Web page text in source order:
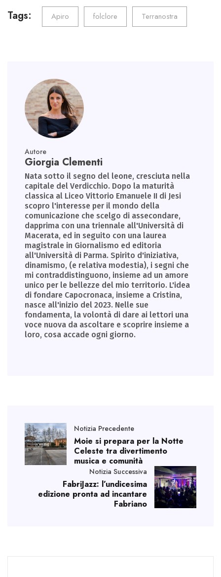
o er dI
n
A
p m
Tags: Apiro folclore Terranostra
Autore
Giorgia Clementi
Nata sotto il segno del leone, cresciuta nella
capitale del Verdicchio. Dopo la maturità
classica al Liceo Vittorio Emanuele II di Jesi
scopro l'interesse per il mondo della
comunicazione che scelgo di assecondare,
dapprima con una triennale all'Università di
Macerata, ed in seguito con una laurea
magistrale in Giornalismo ed editoria
all'Università di Parma. Spirito d'iniziativa,
dinamismo, (e relativa modestia), i segni che
mi contraddistinguono, insieme ad un amore
unico per le bellezze del mio territorio. L'idea
di fondare Capocronaca, insieme a Cristina,
nasce all'inizio del 2023. Nelle sue
fondamenta, la volontà di dare ai lettori una
voce nuova da ascoltare e scoprire insieme a
loro, cosa accade ogni giorno.
Notizia Precedente
Moie si prepara per la Notte
Celeste tra divertimento
musica e comunità
Notizia Successiva
FabriJazz: l’undicesima
edizione pronta ad incantare
Fabriano